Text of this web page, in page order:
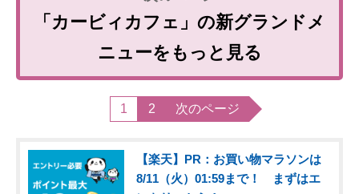
「カービィカフェ」の新グランドメ
ニューをもっと見る
1 2 次のページ
【楽天】PR：お買い物マラソンは
8/11（火）01:59まで！ まずはエ